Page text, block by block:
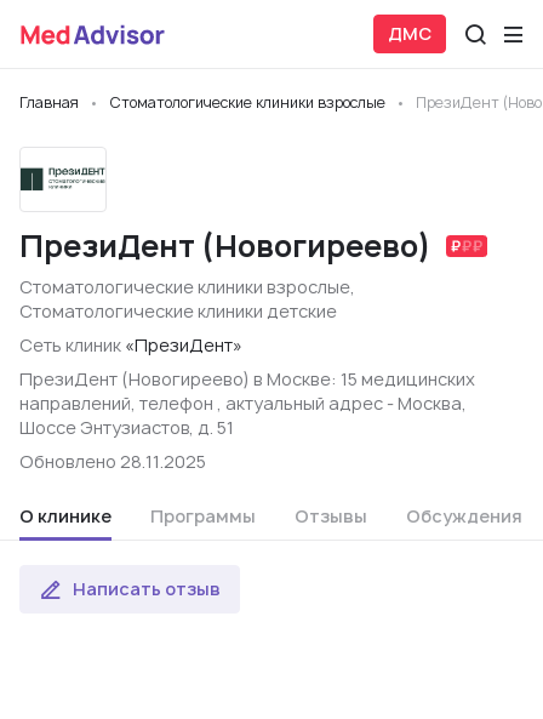
ДМС
Главная Стоматологические клиники взрослые ПрезиДент
ПрезиДент (Новогиреево)
Стоматологические клиники взрослые,
Стоматологические клиники детские
Сеть клиник «ПрезиДент»
ПрезиДент (Новогиреево) в Москве: 15 медицинских
направлений, телефон , актуальный адрес - Москва,
Шоссе Энтузиастов, д. 51
Обновлено 28.11.2025
О клинике Программы Отзывы Обсуждения
Написать отзыв